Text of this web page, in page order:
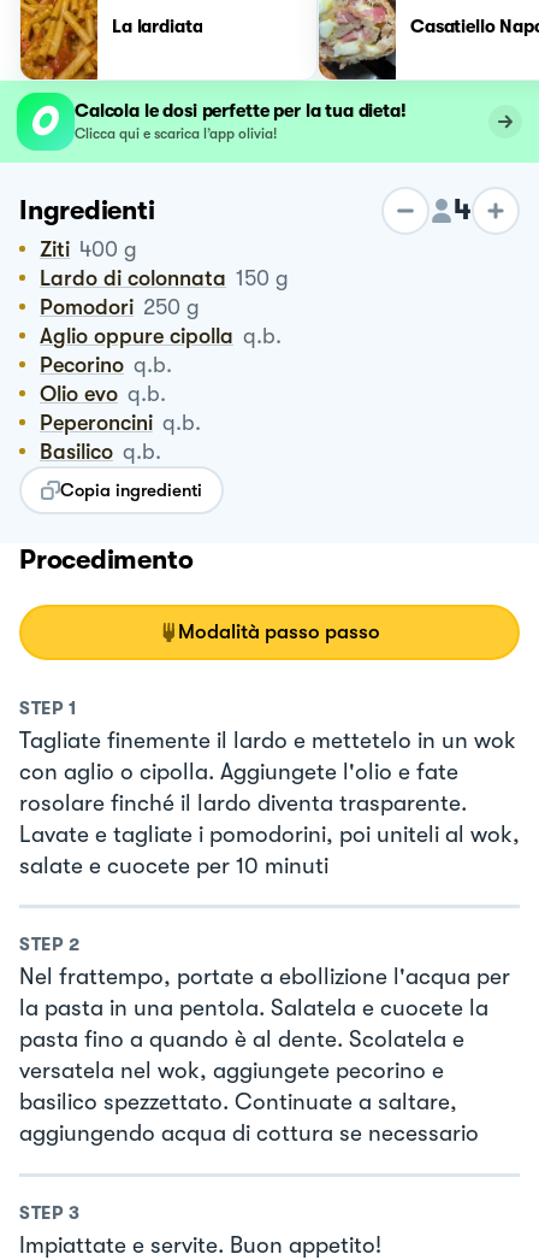
La lardiata Casatiello
Calcola le dosi perfette per la tua dieta!
Clicca qui e scarica l’app olivia!
Ingredienti 4
Ziti 400 g
Lardo di colonnata 150 g
Pomodori 250 g
Aglio oppure cipolla q.b.
Pecorino q.b.
Olio evo q.b.
Peperoncini q.b.
Basilico q.b.
Copia ingredienti
Procedimento
Modalità passo passo
STEP 1
Tagliate finemente il lardo e mettetelo in un wok
con aglio o cipolla. Aggiungete l'olio e fate
rosolare finché il lardo diventa trasparente.
Lavate e tagliate i pomodorini, poi uniteli al wok,
salate e cuocete per 10 minuti
STEP 2
Nel frattempo, portate a ebollizione l'acqua per
la pasta in una pentola. Salatela e cuocete la
pasta fino a quando è al dente. Scolatela e
versatela nel wok, aggiungete pecorino e
basilico spezzettato. Continuate a saltare,
aggiungendo acqua di cottura se necessario
STEP 3
Impiattate e servite. Buon appetito!